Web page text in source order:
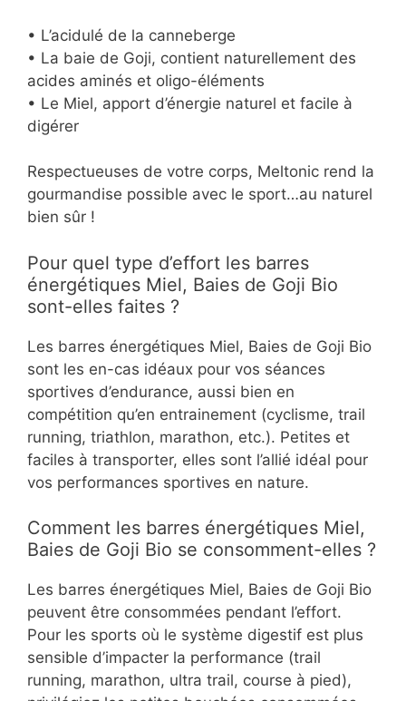
• L’acidulé de la canneberge
• La baie de Goji, contient naturellement des
acides aminés et oligo-éléments
• Le Miel, apport d’énergie naturel et facile à
digérer
Respectueuses de votre corps, Meltonic rend la
gourmandise possible avec le sport…au naturel
bien sûr !
Pour quel type d’effort les barres
énergétiques Miel, Baies de Goji Bio
sont-elles faites ?
Les barres énergétiques Miel, Baies de Goji Bio
sont les en-cas idéaux pour vos séances
sportives d’endurance, aussi bien en
compétition qu’en entrainement (cyclisme, trail
running, triathlon, marathon, etc.). Petites et
faciles à transporter, elles sont l’allié idéal pour
vos performances sportives en nature.
Comment les barres énergétiques Miel,
Baies de Goji Bio se consomment-elles ?
Les barres énergétiques Miel, Baies de Goji Bio
peuvent être consommées pendant l’effort.
Pour les sports où le système digestif est plus
sensible d’impacter la performance (trail
running, marathon, ultra trail, course à pied),